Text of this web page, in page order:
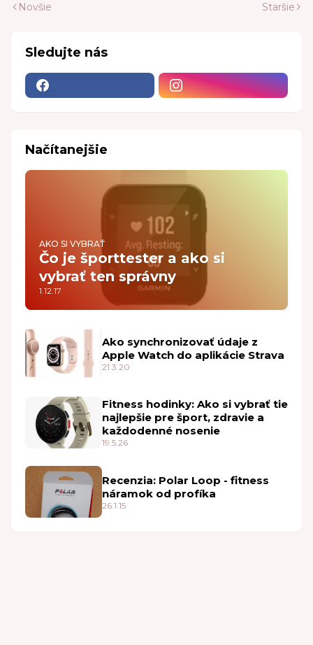
Novšie Staršie
Sledujte nás
Načítanejšie
AKO SI VYBRAŤ
Čo je športtester a ako si
vybrať ten správny
1.12.17
Ako synchronizovať údaje z
Apple Watch do aplikácie Strava
21.3.20
Fitness hodinky: Ako si vybrať tie
najlepšie pre šport, zdravie a
každodenné nosenie
19.5.26
Recenzia: Polar Loop - fitness
náramok od profíka
26.1.15